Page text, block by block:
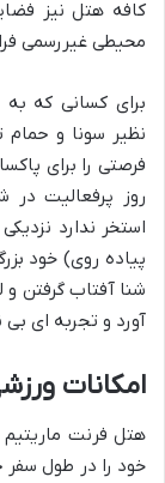
کافه هتل نیز
محیطی غیررسمی
برای کسانی که
نظیر سونا و حمام
فرصتی را برای
روز پرفعالیت در
پیاده روی) خود
شنا آفتاب گرفتن
آورد و تجربه ای
امکانات
هتل فرنت ماریتیم
خود را در طول سفر